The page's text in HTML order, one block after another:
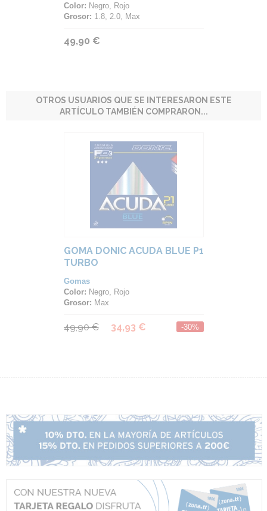
Color: Negro, Rojo
Grosor: 1.8, 2.0, Max
49,90 €
OTROS USUARIOS QUE SE INTERESARON ESTE
ARTÍCULO TAMBIÉN COMPRARON...
GOMA DONIC ACUDA BLUE P1
TURBO
Gomas
Color: Negro, Rojo
Grosor: Max
49,90 € 34,93 € -30%